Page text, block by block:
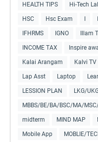
HEALTH TIPS Hi-Tech
HSC Hsc Exam
IFHRMS IGNO Illam
INCOME TAX Inspire
Kalai Arangam Kalvi TV
Lap Asst Laptop
LESSION PLAN LKG/
MBBS/BE/BA/BSC/MA/
midterm MIND MAP
Mobile App MOBLIE/